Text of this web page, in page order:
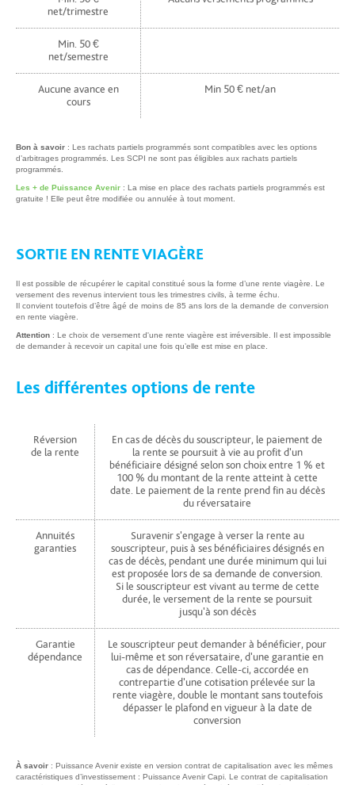
net/trimestre
Min. 50 €
net/semestre
Aucune avance en
cours
Min 50 € net/an
Bon à savoir : Les rachats partiels programmés sont compatibles avec les options
d’arbitrages programmés. Les SCPI ne sont pas éligibles aux rachats partiels
programmés.
Les + de Puissance Avenir : La mise en place des rachats partiels programmés est
gratuite ! Elle peut être modifiée ou annulée à tout moment.
SORTIE EN RENTE VIAGÈRE
Il est possible de récupérer le capital constitué sous la forme d’une rente viagère. Le
versement des revenus intervient tous les trimestres civils, à terme échu.
Il convient toutefois d’être âgé de moins de 85 ans lors de la demande de conversion
en rente viagère.
Attention : Le choix de versement d'une rente viagère est irréversible. Il est impossible
de demander à recevoir un capital une fois qu’elle est mise en place.
Les différentes options de rente
Réversion
de la rente
En cas de décès du souscripteur, le paiement de
la rente se poursuit à vie au profit d'un
bénéficiaire désigné selon son choix entre 1 % et
100 % du montant de la rente atteint à cette
date. Le paiement de la rente prend fin au décès
du réversataire
Annuités
garanties
Suravenir s'engage à verser la rente au
souscripteur, puis à ses bénéficiaires désignés en
cas de décès, pendant une durée minimum qui lui
est proposée lors de sa demande de conversion.
Si le souscripteur est vivant au terme de cette
durée, le versement de la rente se poursuit
jusqu'à son décès
Garantie
dépendance
Le souscripteur peut demander à bénéficier, pour
lui-même et son réversataire, d'une garantie en
cas de dépendance. Celle-ci, accordée en
contrepartie d'une cotisation prélevée sur la
rente viagère, double le montant sans toutefois
dépasser le plafond en vigueur à la date de
conversion
À savoir : Puissance Avenir existe en version contrat de capitalisation avec les mêmes
caractéristiques d’investissement : Puissance Avenir Capi. Le contrat de capitalisation